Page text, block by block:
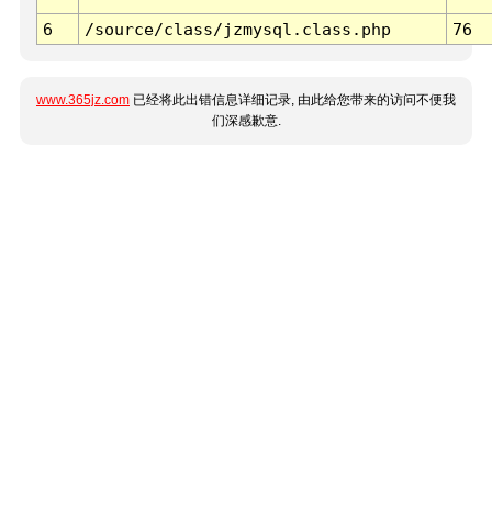
6 /source/class/jzmysql.class.php 76
www.365jz.com 已经将此出错信息详细记录, 由此给您带来的访问不便我
们深感歉意.